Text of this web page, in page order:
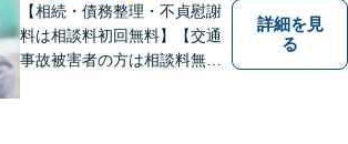
【相続・債務整理・不貞慰謝
料は相談料初回無料】【交通
事故被害者の方は相談料無料
詳細を見
る